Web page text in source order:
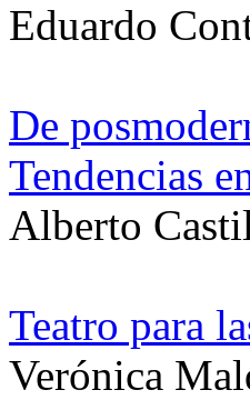
Eduardo
De
Tendencias
Alberto
Teatro para
Verónica